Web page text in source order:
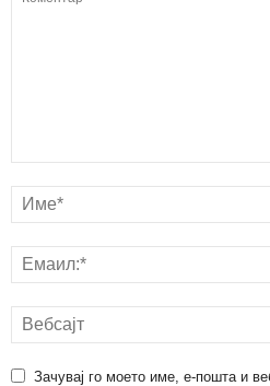
Зачувај го моето име, е-пошта и